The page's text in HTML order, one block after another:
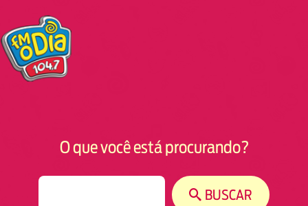
O que você está procurando?
BUSCAR